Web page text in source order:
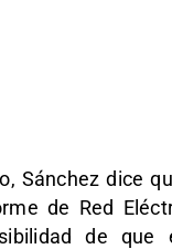
Sánchez dice
de Red
de que